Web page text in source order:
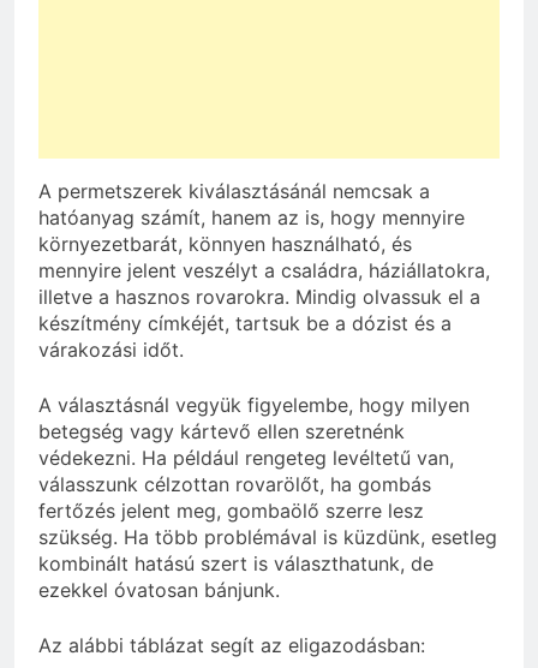
A permetszerek kiválasztásánál nemcsak a
hatóanyag számít, hanem az is, hogy mennyire
környezetbarát, könnyen használható, és
mennyire jelent veszélyt a családra, háziállatokra,
illetve a hasznos rovarokra. Mindig olvassuk el a
készítmény címkéjét, tartsuk be a dózist és a
várakozási időt.
A választásnál vegyük figyelembe, hogy milyen
betegség vagy kártevő ellen szeretnénk
védekezni. Ha például rengeteg levéltetű van,
válasszunk célzottan rovarölőt, ha gombás
fertőzés jelent meg, gombaölő szerre lesz
szükség. Ha több problémával is küzdünk, esetleg
kombinált hatású szert is választhatunk, de
ezekkel óvatosan bánjunk.
Az alábbi táblázat segít az eligazodásban: